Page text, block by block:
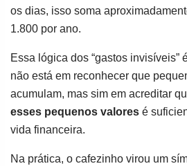
os dias, isso soma
1.800 por ano.
Essa lógica dos “gastos invisíveis”
não está em reconhecer que
acumulam, mas sim em acreditar
esses pequenos valores é
vida financeira.
Na prática, o cafezinho virou um